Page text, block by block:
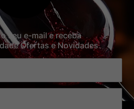
seu e-mail e receba
Ofertas e Novidades